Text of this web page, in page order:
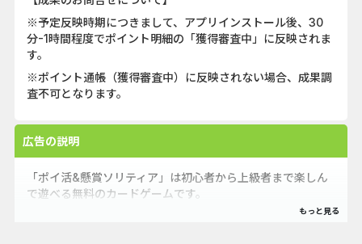
※予定反映時期につきまして、アプリインストール後、30
分-1時間程度でポイント明細の「獲得審査中」に反映されま
す。
※ポイント通帳（獲得審査中）に反映されない場合、成果調
査不可となります。
広告の説明
「ポイ活&懸賞ソリティア」は初心者から上級者まで楽しん
で遊べる無料のカードゲームです。
ソリティアは脳トレにもなりますし、暇つぶしにもなるアプ